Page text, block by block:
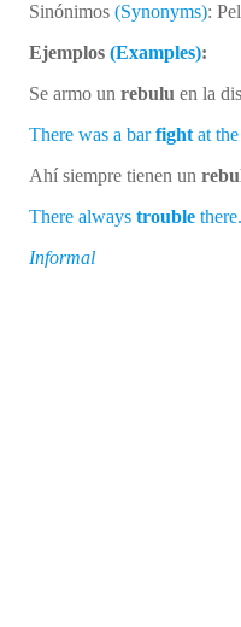
Sinónimos (Synonyms):
Ejemplos (Examples):
Se armo un rebulu en la
There was a barfight at
Ahí siempre tienen un
There always trouble there.
Informal